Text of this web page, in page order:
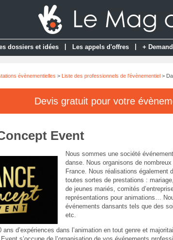
dossiers et idées Les appels d'offres +
évènementielles > Liste des professionnels de l'évènementiel>
Devis gratuit pour votre
Event
Nous sommes une société
danse. Nous organisons de
France. Nous réalisations également
toutes sortes de prestations :
de jeunes mariés, comités
représentations pour animations…
événements dansants tels que des
etc.
ans d’expériences dans l’animation en tout genre et